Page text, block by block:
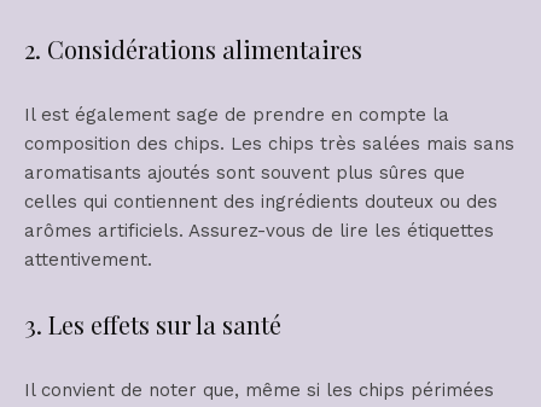
2. Considérations alimentaires
Il est également sage de prendre en compte la
composition des chips. Les chips très salées mais sans
aromatisants ajoutés sont souvent plus sûres que
celles qui contiennent des ingrédients douteux ou des
arômes artificiels. Assurez-vous de lire les étiquettes
attentivement.
3. Les effets sur la santé
Il convient de noter que, même si les chips périmées